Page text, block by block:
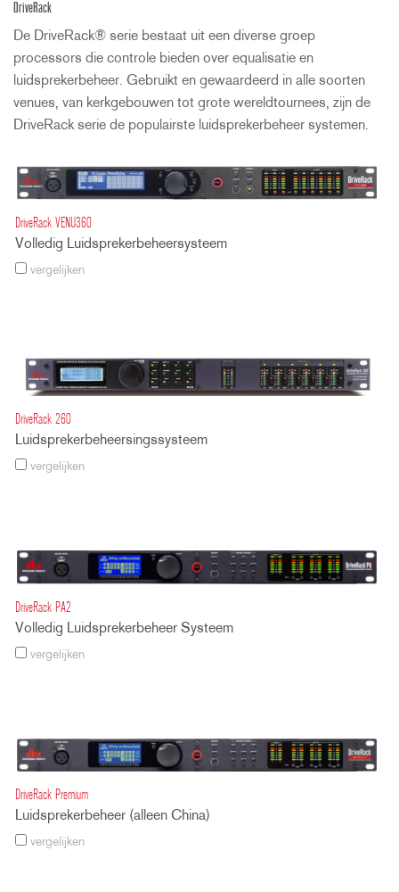
DriveRack
De DriveRack® serie bestaat uit een diverse groep
processors die controle bieden over equalisatie en
luidsprekerbeheer. Gebruikt en gewaardeerd in alle soorten
venues, van kerkgebouwen tot grote wereldtournees, zijn de
DriveRack serie de populairste luidsprekerbeheer systemen.
DriveRack VENU360
Volledig Luidsprekerbeheersysteem
vergelijken
DriveRack 260
Luidsprekerbeheersingssysteem
vergelijken
DriveRack PA2
Volledig Luidsprekerbeheer Systeem
vergelijken
DriveRack Premium
Luidsprekerbeheer (alleen China)
vergelijken